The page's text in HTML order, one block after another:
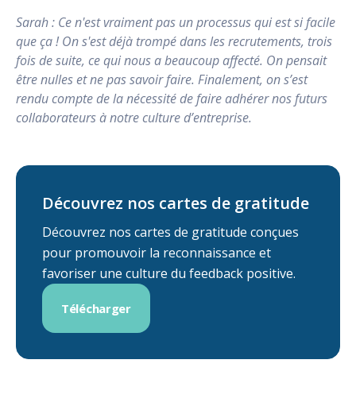
Sarah : Ce n'est vraiment pas un processus qui est si facile
que ça ! On s'est déjà trompé dans les recrutements, trois
fois de suite, ce qui nous a beaucoup affecté. On pensait
être nulles et ne pas savoir faire. Finalement, on s’est
rendu compte de la nécessité de faire adhérer nos futurs
collaborateurs à notre culture d’entreprise.
Découvrez nos cartes de gratitude
Découvrez nos cartes de gratitude conçues
pour promouvoir la reconnaissance et
favoriser une culture du feedback positive.
Télécharger